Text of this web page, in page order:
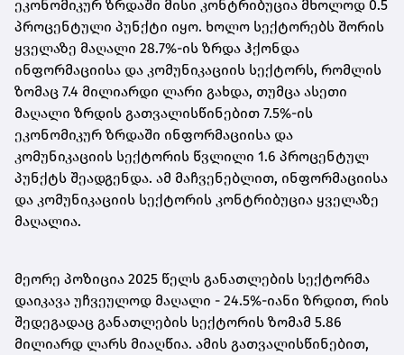
ეკონომიკურ ზრდაში მისი კონტრიბუცია მხოლოდ 0.5
პროცენტული პუნქტი იყო. ხოლო სექტორებს შორის
ყველაზე მაღალი 28.7%-ის ზრდა ჰქონდა
ინფორმაციისა და კომუნიკაციის სექტორს, რომლის
ზომაც 7.4 მილიარდი ლარი გახდა, თუმცა ასეთი
მაღალი ზრდის გათვალისწინებით 7.5%-ის
ეკონომიკურ ზრდაში ინფორმაციისა და
კომუნიკაციის სექტორის წვლილი 1.6 პროცენტულ
პუნქტს შეადგენდა. ამ მაჩვენებლით, ინფორმაციისა
და კომუნიკაციის სექტორის კონტრიბუცია ყველაზე
მაღალია.
მეორე პოზიცია 2025 წელს განათლების სექტორმა
დაიკავა უჩვეულოდ მაღალი - 24.5%-იანი ზრდით, რის
შედეგადაც განათლების სექტორის ზომამ 5.86
მილიარდ ლარს მიაღწია. ამის გათვალისწინებით,